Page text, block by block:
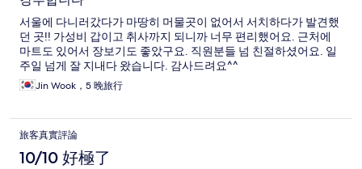
서울에 다니러갔다가 마땅히 머물곳이 없어서 서치하다가 발견했
던 곳!! 가성비 갑이고 취사까지 되니까 너무 편리했어요. 근처에
마트도 있어서 장보기도 좋았구요. 직원분들 넘 친절하셨어요. 일
주일 넘게 잘 지내다 왔습니다. 감사드려요^^
Jin Wook，5 晚旅行
旅客真實評論
10/10 好極了